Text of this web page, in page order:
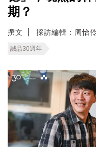
期？
撰文 採訪編輯：周怡
誠品30週年